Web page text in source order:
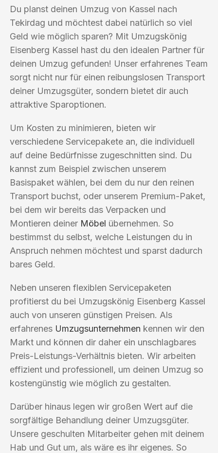
Du planst deinen Umzug von Kassel nach
Tekirdag und möchtest dabei natürlich so viel
Geld wie möglich sparen? Mit Umzugskönig
Eisenberg Kassel hast du den idealen Partner für
deinen Umzug gefunden! Unser erfahrenes Team
sorgt nicht nur für einen reibungslosen Transport
deiner Umzugsgüter, sondern bietet dir auch
attraktive Sparoptionen.
Um Kosten zu minimieren, bieten wir
verschiedene Servicepakete an, die individuell
auf deine Bedürfnisse zugeschnitten sind. Du
kannst zum Beispiel zwischen unserem
Basispaket wählen, bei dem du nur den reinen
Transport buchst, oder unserem Premium-Paket,
bei dem wir bereits das Verpacken und
Montieren deiner Möbel übernehmen. So
bestimmst du selbst, welche Leistungen du in
Anspruch nehmen möchtest und sparst dadurch
bares Geld.
Neben unseren flexiblen Servicepaketen
profitierst du bei Umzugskönig Eisenberg Kassel
auch von unseren günstigen Preisen. Als
erfahrenes Umzugsunternehmen kennen wir den
Markt und können dir daher ein unschlagbares
Preis-Leistungs-Verhältnis bieten. Wir arbeiten
effizient und professionell, um deinen Umzug so
kostengünstig wie möglich zu gestalten.
Darüber hinaus legen wir großen Wert auf die
sorgfältige Behandlung deiner Umzugsgüter.
Unsere geschulten Mitarbeiter gehen mit deinem
Hab und Gut um, als wäre es ihr eigenes. So